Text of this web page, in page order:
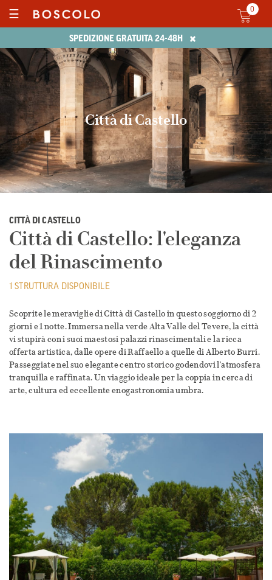
SPEDIZIONE GRATUITA 24-48H ×
☰ 0
Città di Castello
CITTÀ DI CASTELLO
Città di Castello: l'eleganza
del Rinascimento
1 STRUTTURA DISPONIBILE
Scoprite le meraviglie di Città di Castello in questo soggiorno di 2
giorni e 1 notte. Immersa nella verde Alta Valle del Tevere, la città
vi stupirà con i suoi maestosi palazzi rinascimentali e la ricca
offerta artistica, dalle opere di Raffaello a quelle di Alberto Burri.
Passeggiate nel suo elegante centro storico godendovi l'atmosfera
tranquilla e raffinata. Un viaggio ideale per la coppia in cerca di
arte, cultura ed eccellente enogastronomia umbra.